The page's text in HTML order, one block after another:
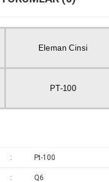
Eleman Cinsi
PT-100
: Pt-100
: Q6